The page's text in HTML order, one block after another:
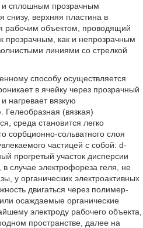
и сплошным прозрачным
верхняя пластина в
рабочим объектом, проводящий
прозрачным, как и непрозрачным
линиями со стрелкой
способу осуществляется
в ячейку через прозрачный
нагревает вязкую
Гелеобразная (вязкая)
среда становится легко
сорбционно-сольватного слоя
частицей с собой: d-
прогретый участок дисперсии
в случае электрофореза геля, не
у органических электроактивных
двигаться через полимер-
осаждаемые органические
электроду рабочего объекта,
пространстве, далее на